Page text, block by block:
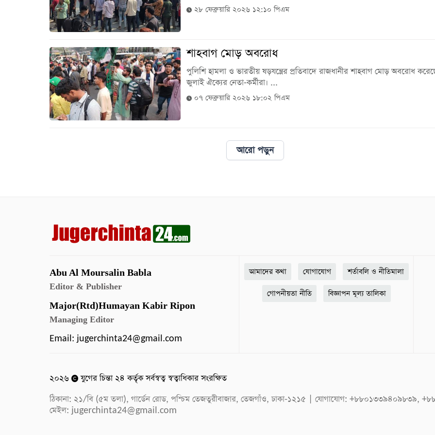
২৮ ফেব্রুয়ারি ২০২৬ ১২:১০ পিএম
শাহবাগ মোড় অবরোধ
পুলিশি হামলা ও ভারতীয় ষড়যন্ত্রের প্রতিবাদে রাজধানীর শাহবাগ মোড় অবরোধ
জুলাই ঐক্যের নেতা-কর্মীরা। ...
০৭ ফেব্রুয়ারি ২০২৬ ১৮:০২ পিএম
আরো পড়ুন
Abu Al Moursalin Babla
Editor & Publisher
Major(Rtd)Humayan Kabir Ripon
Managing Editor
Email: jugerchinta24@gmail.com
আমাদের কথা যোগাযোগ শর্তাবলি ও নীতিমালা
গোপনীয়তা নীতি বিজ্ঞাপন মূল্য তালিকা
২০২৬
যুগের চিন্তা ২৪ কর্তৃক সর্বস্বত্ব স্বত্বাধিকার সংরক্ষিত
ঠিকানা: ২১/বি (৫ম তলা), গার্ডেন রোড, পশ্চিম তেজতুরীবাজার, তেজগাঁও, ঢাকা-১২১৫ | যোগাযোগ: +৮৮০১৩৩৯৪০৯৮৩৯,
মেইল: jugerchinta24@gmail.com